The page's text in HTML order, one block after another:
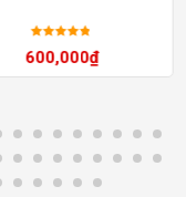
hạng5sao
600,000₫